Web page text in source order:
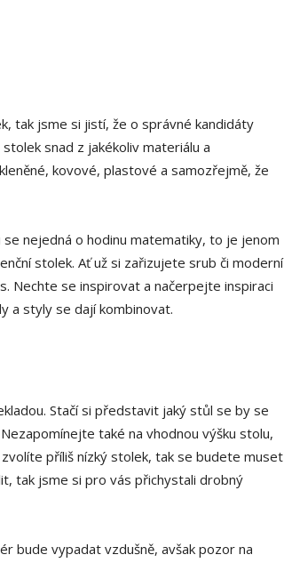
tak jsme si jistí, že o správné kandidáty
snad z jakékoliv materiálu a
kovové, plastové a samozřejmě, že
se nejedná o hodinu matematiky, to je jenom
stolek. Ať už si zařizujete srub či moderní
Nechte se inspirovat a načerpejte inspiraci
a styly se dají kombinovat.
Stačí si představit jaký stůl se by se
také na vhodnou výšku stolu,
příliš nízký stolek, tak se budete muset
tak jsme si pro vás přichystali drobný
bude vypadat vzdušně, avšak pozor na